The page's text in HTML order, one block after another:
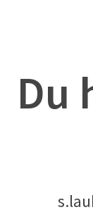
Du